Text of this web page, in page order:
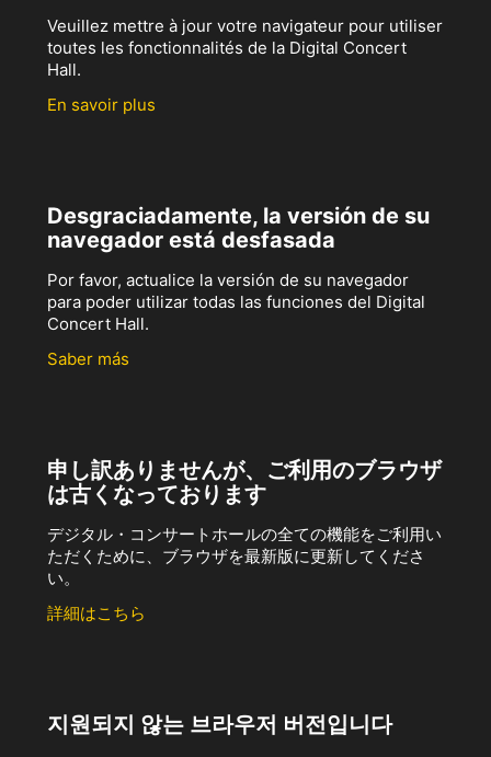
Veuillez mettre à jour votre navigateur pour utiliser
toutes les fonctionnalités de la Digital Concert
Hall.
En savoir plus
Desgraciadamente, la versión de su
navegador está desfasada
Por favor, actualice la versión de su navegador
para poder utilizar todas las funciones del Digital
Concert Hall.
Saber más
申し訳ありませんが、ご利用のブラウザ
は古くなっております
デジタル・コンサートホールの全ての機能をご利用い
ただくために、ブラウザを最新版に更新してくださ
い。
詳細はこちら
지원되지 않는 브라우저 버전입니다